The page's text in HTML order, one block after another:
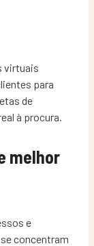
virtuais
para
de
à procura.
melhor
e
concentram